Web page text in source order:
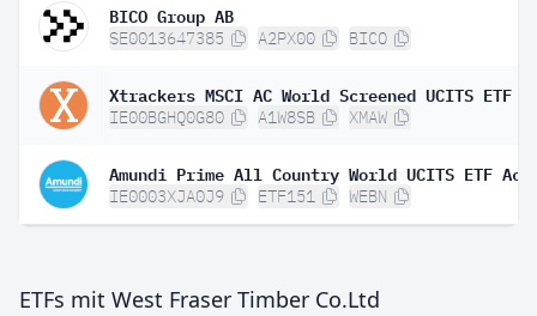
BICO Group AB
SE0013647385 A2PX00 BICO
Xtrackers MSCI AC World Screened UCITS ETF
IE00BGHQ0G80 A1W8SB XMAW
Amundi Prime All Country World UCITS ETF Acc
IE0003XJA0J9 ETF151 WEBN
ETFs mit West Fraser Timber Co.Ltd